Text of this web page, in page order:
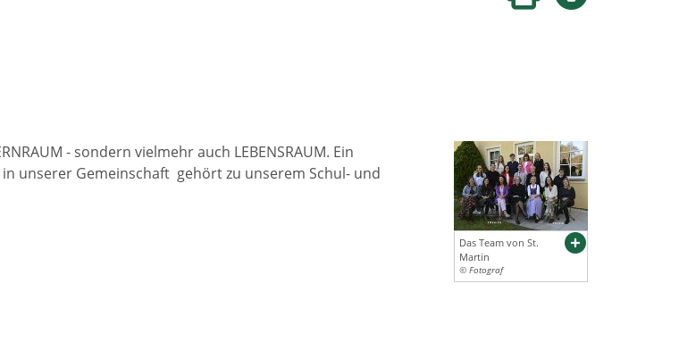
Das Team von St.
Martin
© Fotograf
- sondern vielmehr auch LEBENSRAUM. Ein
unserer Gemeinschaft gehört zu unserem Schul- und